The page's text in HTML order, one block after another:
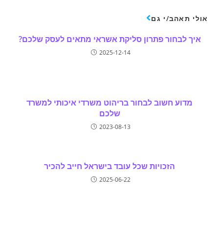
אולי תאהב/י גם
איך לבחור פתרון סליקת אשראי מתאים לעסק שלכם?
2025-12-14
מדוע חשוב לבחור בריהוט משרדי איכותי למשרד
שלכם
2023-08-13
הזכויות שכל עובד בישראל חייב להכיר
2025-06-22